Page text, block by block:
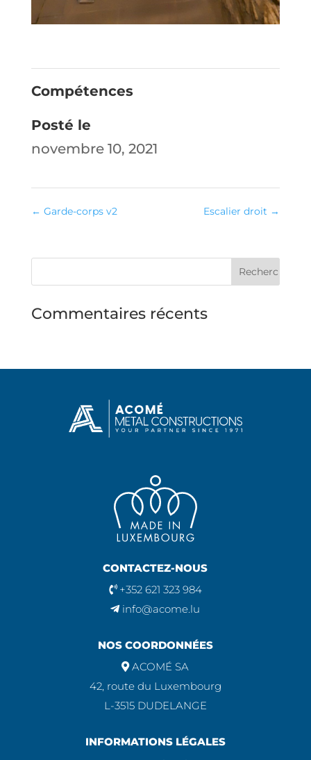
Compétences
Posté le
novembre 10, 2021
← Garde-corps v2 Escalier droit →
Commentaires récents
CONTACTEZ-NOUS
+352 621 323 984
info@acome.lu
NOS COORDONNÉES
ACOMÉ SA
42, route du Luxembourg
L-3515 DUDELANGE
INFORMATIONS LÉGALES